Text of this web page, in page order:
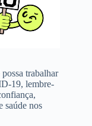
trabalhar
19, lembre-
saúde nos